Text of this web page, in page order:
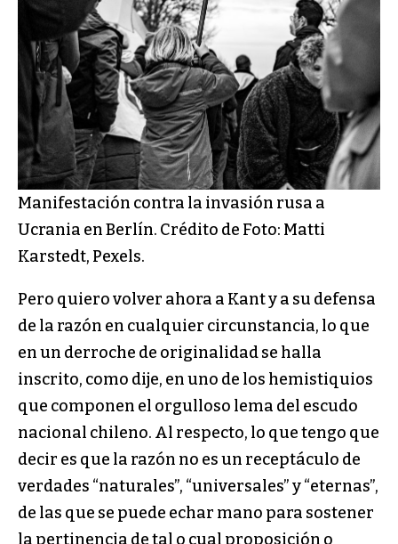
Manifestación contra la invasión rusa a
Ucrania en Berlín. Crédito de Foto: Matti
Karstedt, Pexels.
Pero quiero volver ahora a Kant y a su defensa
de la razón en cualquier circunstancia, lo que
en un derroche de originalidad se halla
inscrito, como dije, en uno de los hemistiquios
que componen el orgulloso lema del escudo
nacional chileno. Al respecto, lo que tengo que
decir es que la razón no es un receptáculo de
verdades “naturales”, “universales” y “eternas”,
de las que se puede echar mano para sostener
la pertinencia de tal o cual proposición o